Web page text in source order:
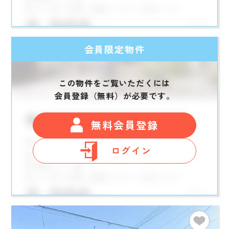
会員限定物件
この物件をご覧いただくには
会員登録（無料）が必要です。
無料会員登録
ログイン